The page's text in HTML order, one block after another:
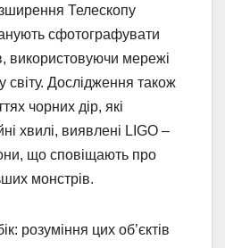
Телескопу
сфотографувати
використовуючи мережі
світу. Дослідження також
чорних дір, які
хвилі, виявлені LIGO –
що сповіщають про
монстрів.
розуміння цих об’єктів